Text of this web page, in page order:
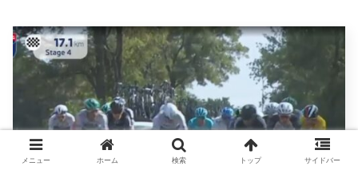
メニュー ホーム 検索 トップ サイドバー